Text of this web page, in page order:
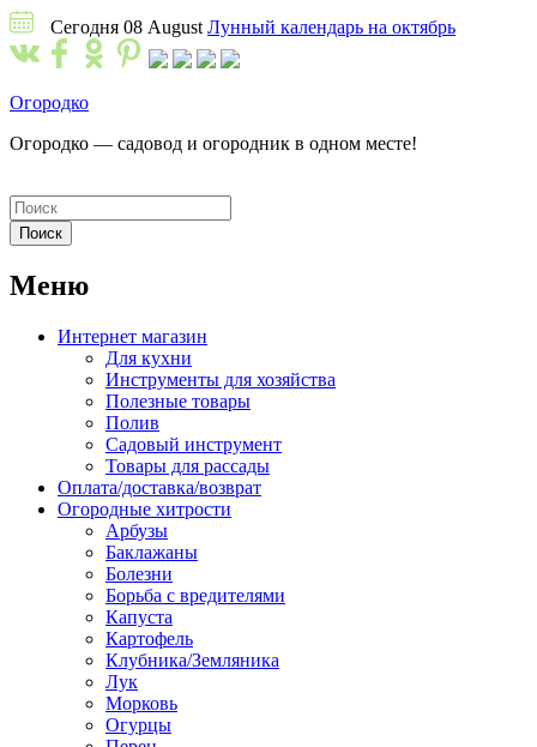
Сегодня 08 August Лунный календарь на октябрь
Огородко
Огородко — садовод и огородник в одном месте!
Меню
Интернет магазин
Для кухни
Инструменты для хозяйства
Полезные товары
Полив
Садовый инструмент
Товары для рассады
Оплата/доставка/возврат
Огородные хитрости
Арбузы
Баклажаны
Болезни
Борьба с вредителями
Капуста
Картофель
Клубника/Земляника
Лук
Морковь
Огурцы